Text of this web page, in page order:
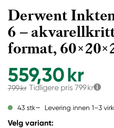
Derwent
6 –
format,
559,30 kr
799 kr Tidligere pris 799 kr
43 stk Levering innen 1–3
Velg variant: